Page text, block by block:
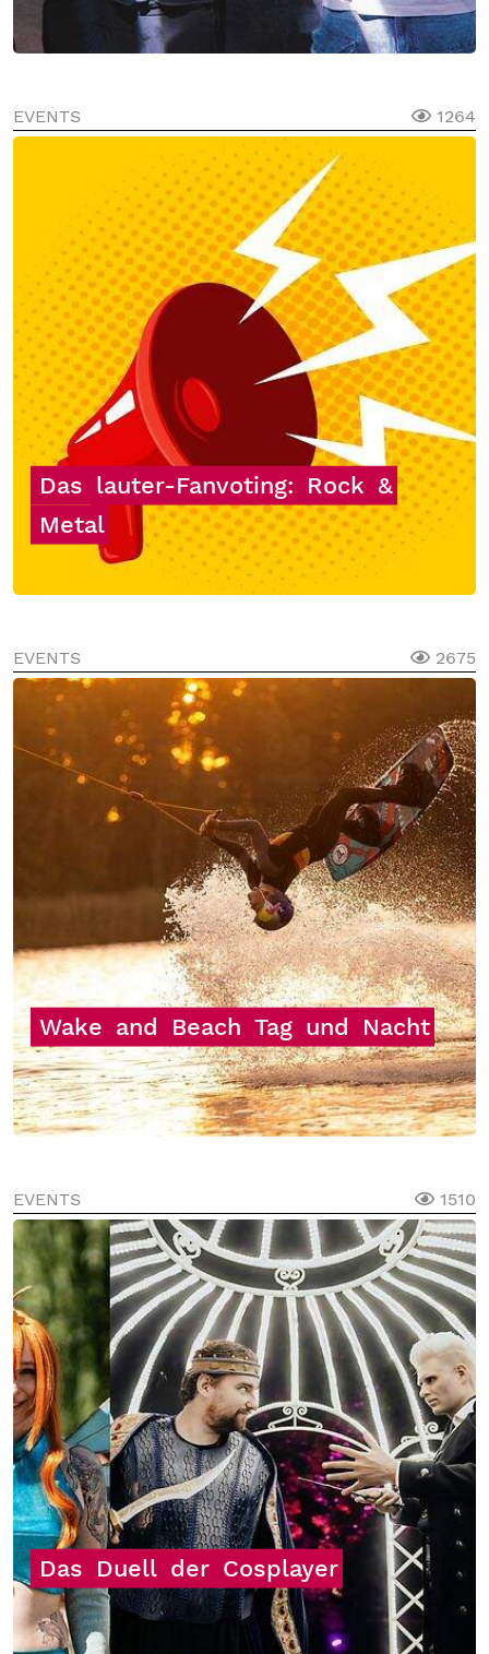
EVENTS 1264
Das lauter-Fanvoting: Rock &
Metal
EVENTS 2675
Wake and Beach Tag und Nacht
EVENTS 1510
Das Duell der Cosplayer